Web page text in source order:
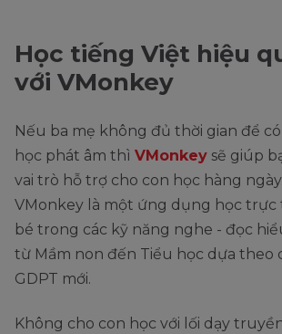
Học tiếng Việt hiệu
với VMonkey
Nếu ba mẹ không đủ thời gian để
học phát âm thì VMonkey sẽ giúp
vai trò hỗ trợ cho con học hàng
VMonkey là một ứng dụng học
bé trong các kỹ năng nghe - đọc
từ Mầm non đến Tiểu học dựa theo
GDPT mới.
Không cho con học với lối dạy